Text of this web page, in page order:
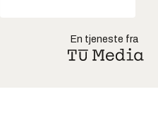
En tjeneste fra